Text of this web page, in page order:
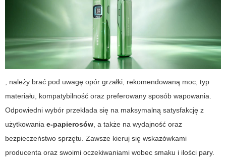
, należy brać pod uwagę opór grzałki, rekomendowaną moc, typ
materiału, kompatybilność oraz preferowany sposób wapowania.
Odpowiedni wybór przekłada się na maksymalną satysfakcję z
użytkowania e-papierosów , a także na wydajność oraz
bezpieczeństwo sprzętu. Zawsze kieruj się wskazówkami
producenta oraz swoimi oczekiwaniami wobec smaku i ilości pary.